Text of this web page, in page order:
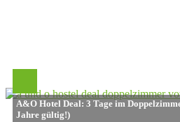
A&O Hotel Deal: 3 Tage im
Jahre gültig!)